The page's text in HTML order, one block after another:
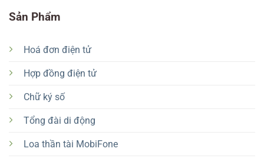
Sản Phẩm
Hoá đơn điện tử
Hợp đồng điện tử
Chữ ký số
Tổng đài di động
Loa thần tài MobiFone